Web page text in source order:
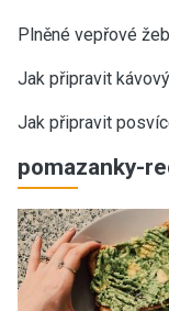
Plněné vepřové
Jak připravit
Jak připravit
pomazanky-